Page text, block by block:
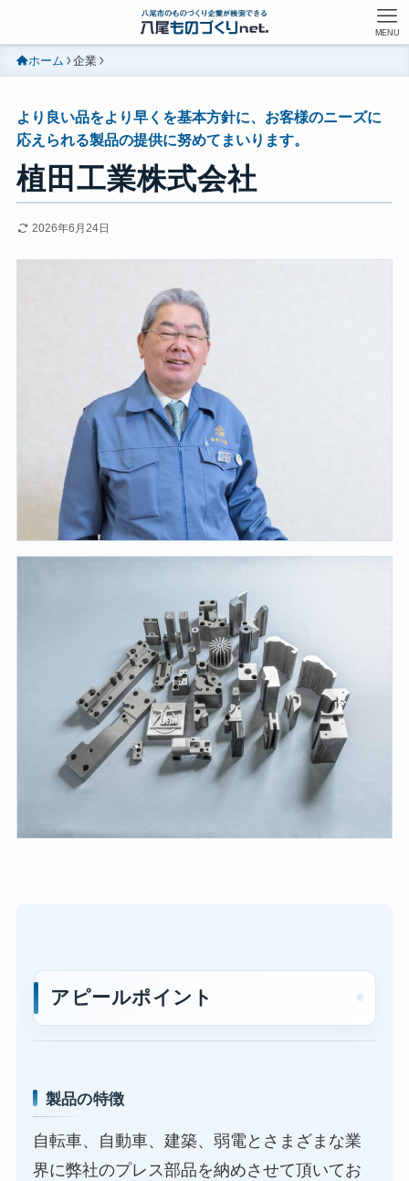
MENU
ホーム 企業
より良い品をより早くを基本方針に、お客様のニーズに
応えられる製品の提供に努めてまいります。
植田工業株式会社
2026年6月24日
アピールポイント
製品の特徴
自転車、自動車、建築、弱電とさまざまな業
界に弊社のプレス部品を納めさせて頂いてお